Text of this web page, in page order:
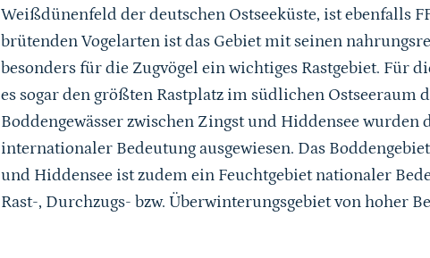
Weißdünenfeld der deutschen Ostseeküste, ist ebenfalls
brütenden Vogelarten ist das Gebiet mit seinen
besonders für die Zugvögel ein wichtiges Rastgebiet. Für
es sogar den größten Rastplatz im südlichen Ostseeraum
Boddengewässer zwischen Zingst und Hiddensee wurden
internationaler Bedeutung ausgewiesen. Das
und Hiddensee ist zudem ein Feuchtgebiet nationaler
Rast-, Durchzugs- bzw. Überwinterungsgebiet von hoher
Karussell Start